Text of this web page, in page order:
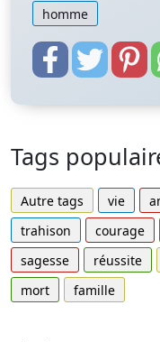
homme
Tags
Autre tags vie
trahison
courage
sagesse
réussite
mort
famille